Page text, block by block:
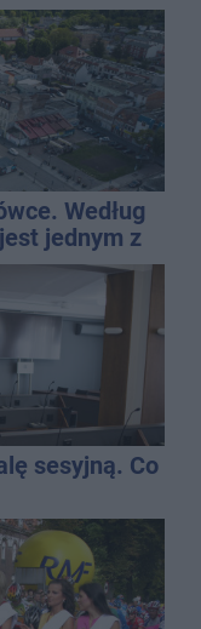
Według
jednym z
sesyjną. Co